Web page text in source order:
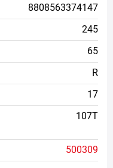
8808563374147
245
65
R
17
107T
500309